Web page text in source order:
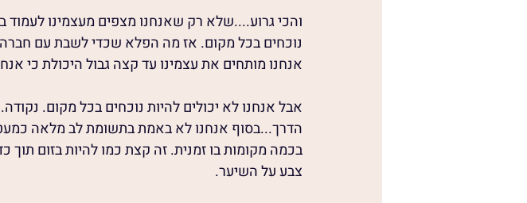
והכי גרוע....שלא רק שאנחנו מצפים מעצמינו לעמוד
נוכחים בכל מקום. אז מה הפלא שכדי לשבת עם
אנחנו מותחים את עצמינו עד קצה גבול היכולת כי
אבל אנחנו לא יכולים להיות נוכחים בכל מקום.
הדרך...בסוף אנחנו לא באמת בתשומת לב מלאה כמעט
בכמה מקומות בו זמנית. זה קצת כמו להיות בזום תוך
צבע על השיער.